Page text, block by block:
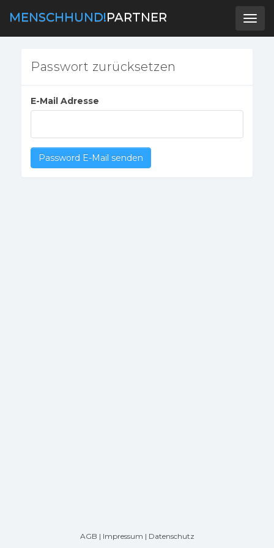
MENSCHHUND!PARTNER
Passwort zurücksetzen
E-Mail Adresse
Password E-Mail senden
AGB | Impressum | Datenschutz